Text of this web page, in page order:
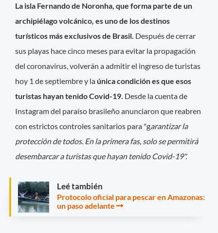
La isla Fernando de Noronha, que forma parte de un
archipiélago volcánico, es uno de los destinos
turísticos más exclusivos de Brasil. Después de cerrar
sus playas hace cinco meses para evitar la propagación
del coronavirus, volverán a admitir el ingreso de turistas
hoy 1 de septiembre y la única condición es que esos
turistas hayan tenido Covid-19. Desde la cuenta de
Instagram del paraíso brasileño anunciaron que reabren
con estrictos controles sanitarios para "garantizar la
protección de todos. En la primera fas, solo se permitirá
desembarcar a turistas que hayan tenido Covid-19".
Leé también
Protocolo oficial para pescar en Amazonas:
un paso adelante